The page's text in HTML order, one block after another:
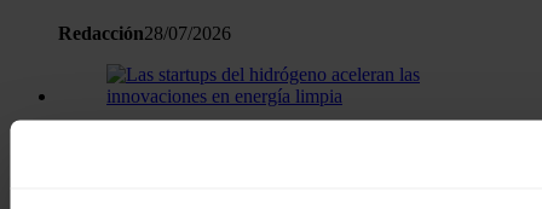
Redacción28/07/2026